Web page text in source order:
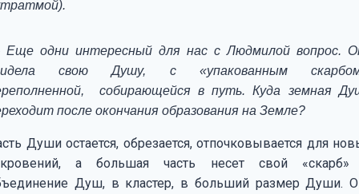
одни интересный для нас с Людмилой вопрос.
свою Душу, с «упакованным
собирающейся в путь. Куда земная
после окончания образования на Земле?
Души остается, обрезается, отпочковывается для
а большая часть несет свой
Душ, в кластер, в больший размер Души.